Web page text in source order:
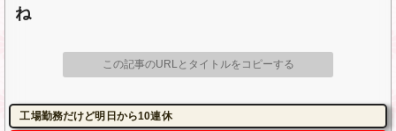
ね
この記事のURLとタイトルをコピーする
工場勤務だけど明日から10連休